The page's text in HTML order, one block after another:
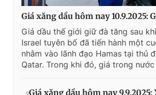
Giá xăng dầu hôm nay 10.9.2025:
Giá dầu thế giới giữ đà tăng sau
Israel tuyên bố đã tiến hành một
nhằm vào lãnh đạo Hamas tại thủ
Qatar. Trong khi đó, giá trong
Giá xăng dầu hôm nay 9.9.2025: